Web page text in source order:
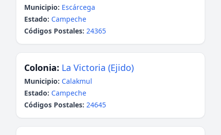
Municipio: Escárcega
Estado: Campeche
Códigos Postales: 24365
Colonia: La Victoria (Ejido)
Municipio: Calakmul
Estado: Campeche
Códigos Postales: 24645